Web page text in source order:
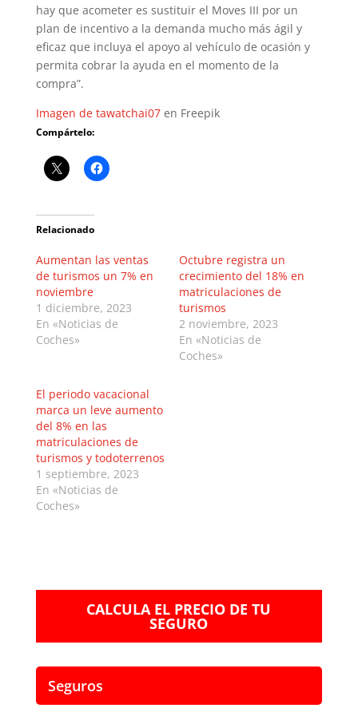
hay que acometer es sustituir el Moves III por un
plan de incentivo a la demanda mucho más ágil y
eficaz que incluya el apoyo al vehículo de ocasión y
permita cobrar la ayuda en el momento de la
compra”.
Imagen de tawatchai07en Freepik
Compártelo:
Relacionado
Aumentan las ventas
de turismos un 7% en
noviembre
1 diciembre, 2023
En «Noticias de
Coches»
Octubre registra un
crecimiento del 18% en
matriculaciones de
turismos
2 noviembre, 2023
En «Noticias de
Coches»
El periodo vacacional
marca un leve aumento
del 8% en las
matriculaciones de
turismos y todoterrenos
1 septiembre, 2023
En «Noticias de
Coches»
CALCULA EL PRECIO DE TU
SEGURO
Seguros